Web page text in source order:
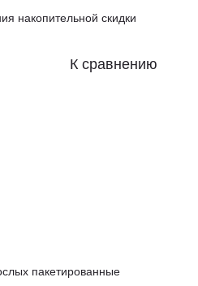
накопительной скидки
К сравнению
пакетированные